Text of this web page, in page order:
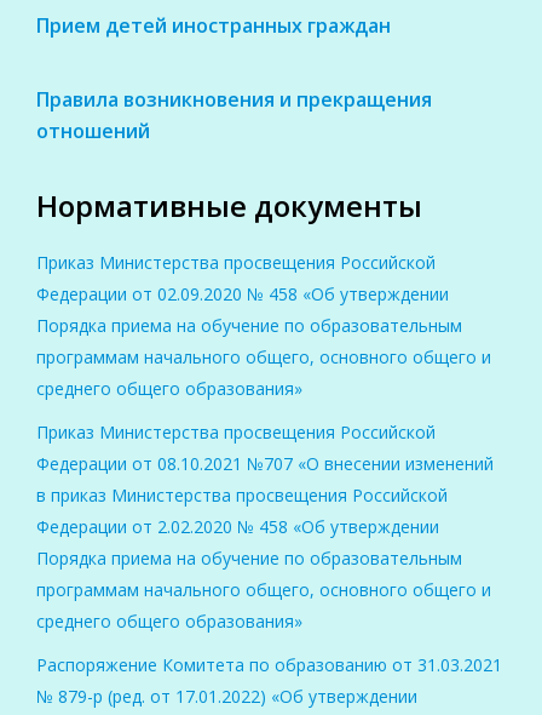
Прием детей иностранных граждан
Правила возникновения и прекращения
отношений
Нормативные документы
Приказ Министерства просвещения Российской
Федерации от 02.09.2020 № 458 «Об утверждении
Порядка приема на обучение по образовательным
программам начального общего, основного общего и
среднего общего образования»
Приказ Министерства просвещения Российской
Федерации от 08.10.2021 №707 «О внесении изменений
в приказ Министерства просвещения Российской
Федерации от 2.02.2020 № 458 «Об утверждении
Порядка приема на обучение по образовательным
программам начального общего, основного общего и
среднего общего образования»
Распоряжение Комитета по образованию от 31.03.2021
№ 879-р (ред. от 17.01.2022) «Об утверждении